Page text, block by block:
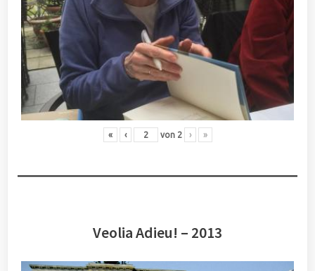
« ‹ von 2 › »
Veolia Adieu! – 2013